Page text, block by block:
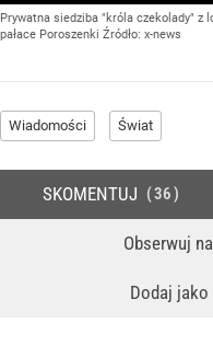
Prywatna siedziba "króla czekolady" z
pałace Poroszenki Źródło: x-news
Wiadomości Świat
Obserwuj
Dodaj jako
SKOMENTUJ 36